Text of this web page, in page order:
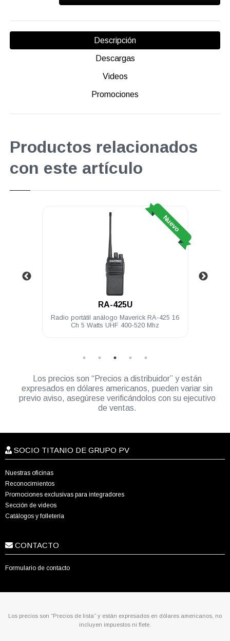
Descripción
Descargas
Videos
Promociones
Productos relacionados
con este artículo
Nuevo
RA-425U
Radio portátil análogo Maverick RA-425 16
Ch 5 Watts UHF 400-520 Mhz
Los precios son “Precios a distribuidor” y están
expresados en dólares americanos, pueden variar sin
previo aviso, asegúrese verificándolos con su ejecutivo
de ventas.
SOCIO TITANIO DE GRUPO PV
Nuestras oficinas
Reconocimientos
Promociones exclusivas para integradores
Sección de videos
Catálogos y folletería
CONTACTO
Formulario de contacto
Los precios son “Precios de lista” y están expresados en dólares americanos, no
incluyen impuestos ni flete.